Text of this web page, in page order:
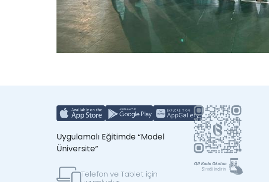
Uygulamalı Eğitimde “Model
Üniversite”
Telefon ve Tablet için